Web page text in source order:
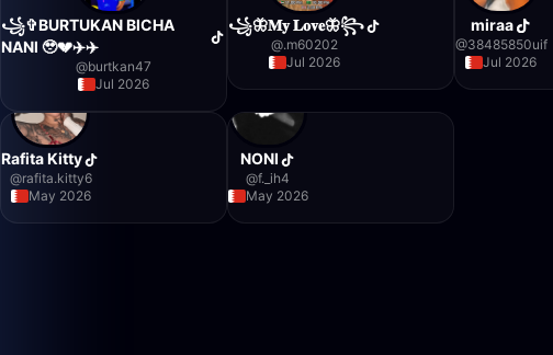
꧁✞BURTUKAN BlCHA
NANl 🥹💔✈️✈️
@burtkan47
Jul 2026
꧁🦋𝐌𝐲 𝐋𝐨𝐯𝐞🦋꧂
@.m60202
Jul 2026
miraa
@38485850uif
Jul 2026
Rafita Kitty
@rafita.kitty6
May 2026
NONI
@f._ih4
May 2026